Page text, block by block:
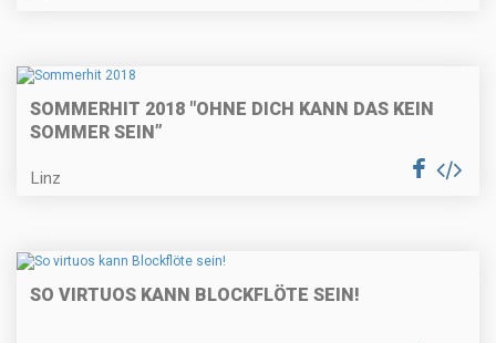
SOMMERHIT 2018 "OHNE DICH KANN DAS KEIN
SOMMER SEIN”
Linz
SO VIRTUOS KANN BLOCKFLÖTE SEIN!